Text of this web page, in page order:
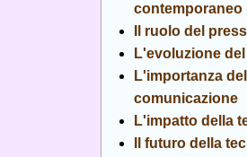
contemporaneo
Il ruolo del
L'evoluzione
L'importanza
comunicazione
L'impatto della
Il futuro della